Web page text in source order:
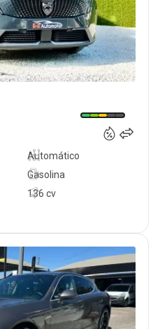
Automático
136 cv
Gasolina